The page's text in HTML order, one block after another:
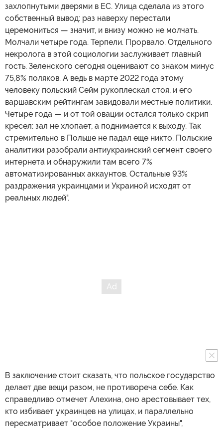
захлопнутыми дверями в ЕС. Улица сделала из этого
собственный вывод: раз наверху перестали
церемониться — значит, и внизу можно не молчать.
Молчали четыре года. Терпели. Прорвало. Отдельного
некролога в этой социологии заслуживает главный
гость. Зеленского сегодня оценивают со знаком минус
75,8% поляков. А ведь в марте 2022 года этому
человеку польский Сейм рукоплескал стоя, и его
варшавским рейтингам завидовали местные политики.
Четыре года — и от той овации остался только скрип
кресел: зал не хлопает, а поднимается к выходу. Так
стремительно в Польше не падал еще никто. Польские
аналитики разобрали антиукраинский сегмент своего
интернета и обнаружили там всего 7%
автоматизированных аккаунтов. Остальные 93%
раздражения украинцами и Украиной исходят от
реальных людей".
В заключение стоит сказать, что польское государство
делает две вещи разом, не противореча себе. Как
справедливо отмечет Алехина, оно арестовывает тех,
кто избивает украинцев на улицах, и параллельно
пересматривает "особое положение Украины",